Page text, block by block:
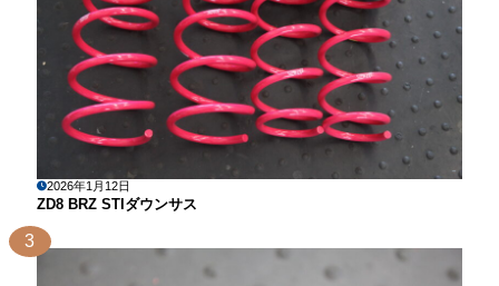
2026年1月12日
ZD8 BRZ STIダウンサス
3